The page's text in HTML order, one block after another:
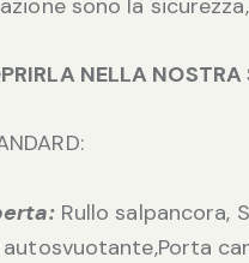
NELLA NOSTRA
Rullo salpancora,
autosvuotante,Porta